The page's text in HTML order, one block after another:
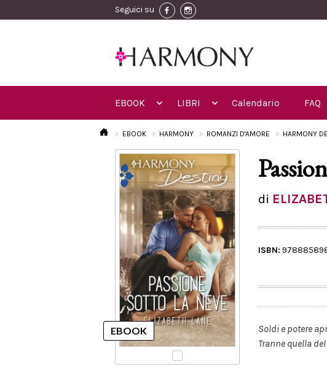
Seguici su
EBOOK LIBRI Calendario FAQ
EBOOK HARMONY ROMANZI D'AMORE HARMONY
di
ISBN:
Soldi e potere
Tranne quella